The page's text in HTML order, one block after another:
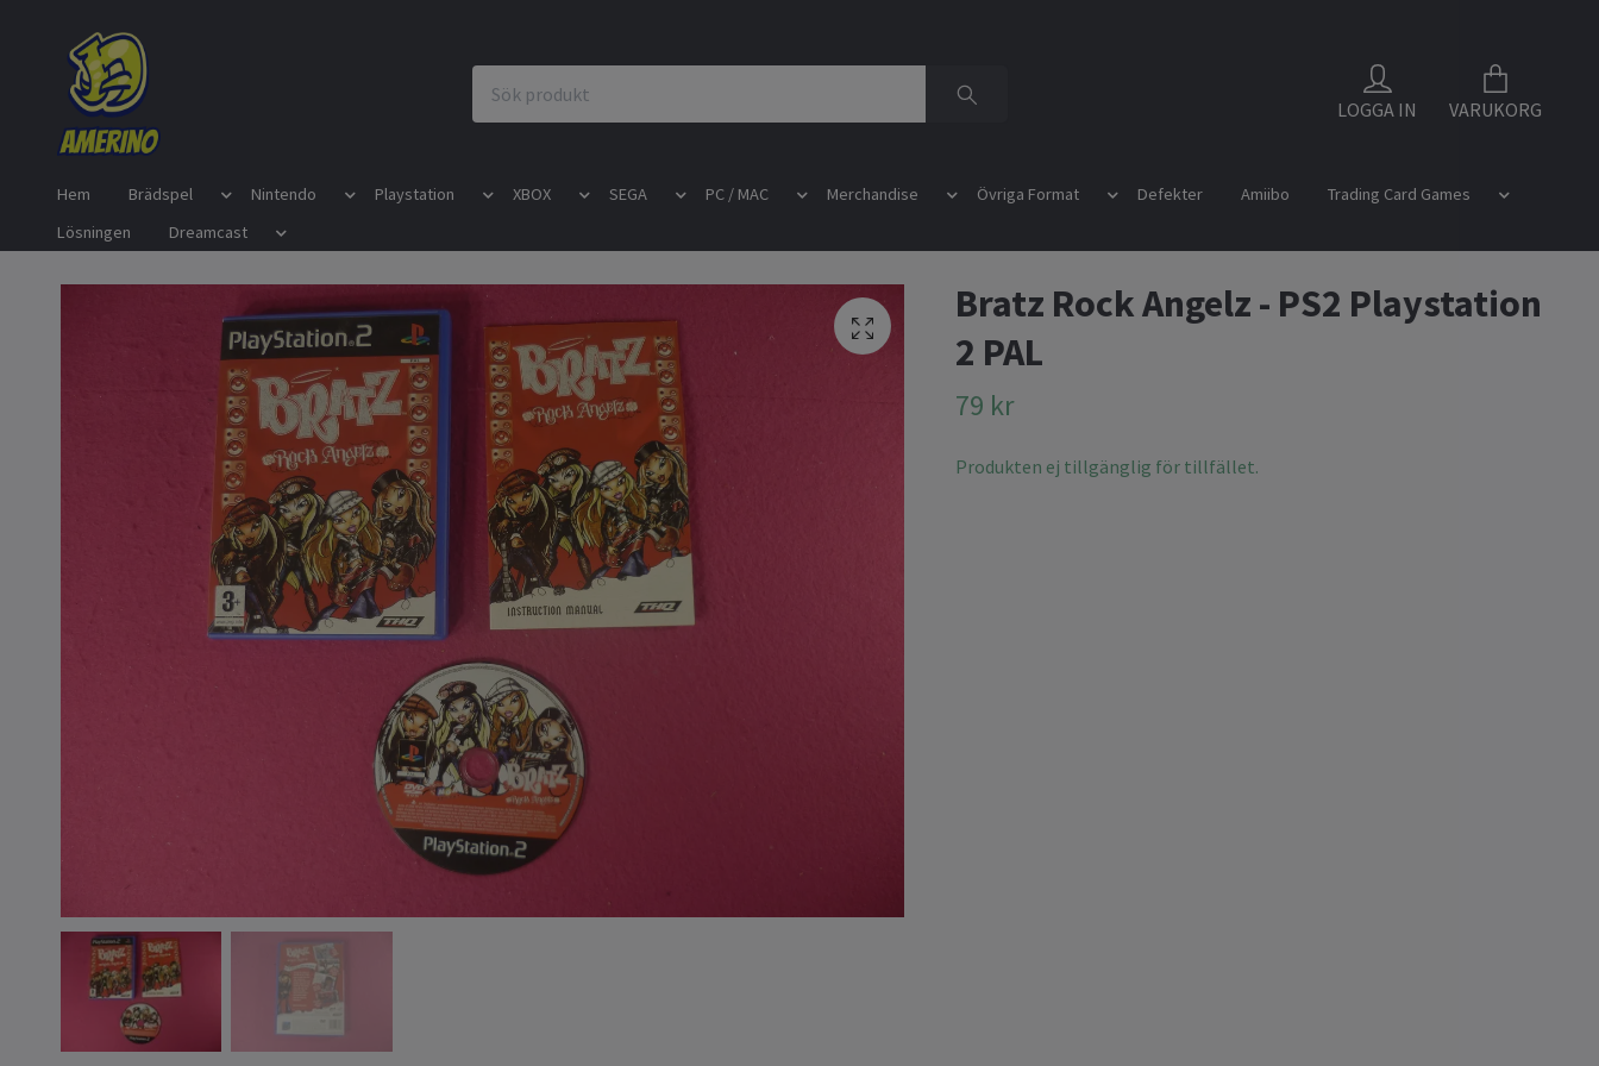
LOGGA IN VARUKORG
Hem Brädspel Nintendo Playstation XBOX SEGA PC / MAC Merchandise Övriga Format Defekter Amiibo
Trading Card Games
Lösningen
Dreamcast
Bratz Rock Angelz - PS2 Playstation
2 PAL
79 kr
Produkten ej tillgänglig för tillfället.